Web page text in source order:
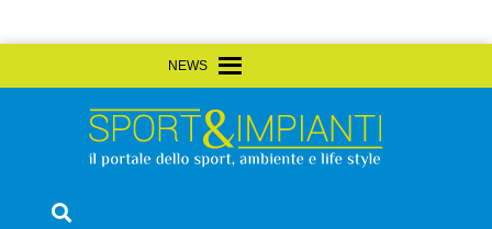
to
Sport&Impianti